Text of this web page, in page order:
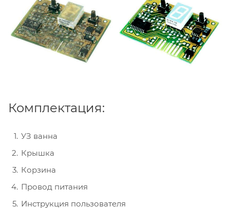
Комплектация:
УЗ ванна
Крышка
Корзина
Провод питания
Инструкция пользователя